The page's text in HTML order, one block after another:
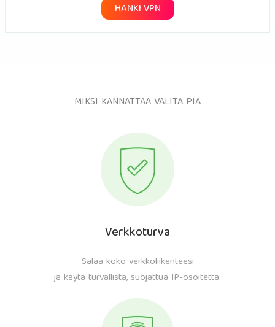
HANKI VPN
MIKSI KANNATTAA VALITA PIA
Verkkoturva
Salaa koko verkkoliikenteesi
ja käytä turvallista, suojattua IP-osoitetta.